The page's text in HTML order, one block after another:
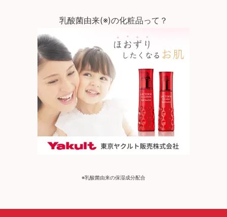
乳酸菌由来(※)の化粧品って？
※乳酸菌由来の保湿成分配合